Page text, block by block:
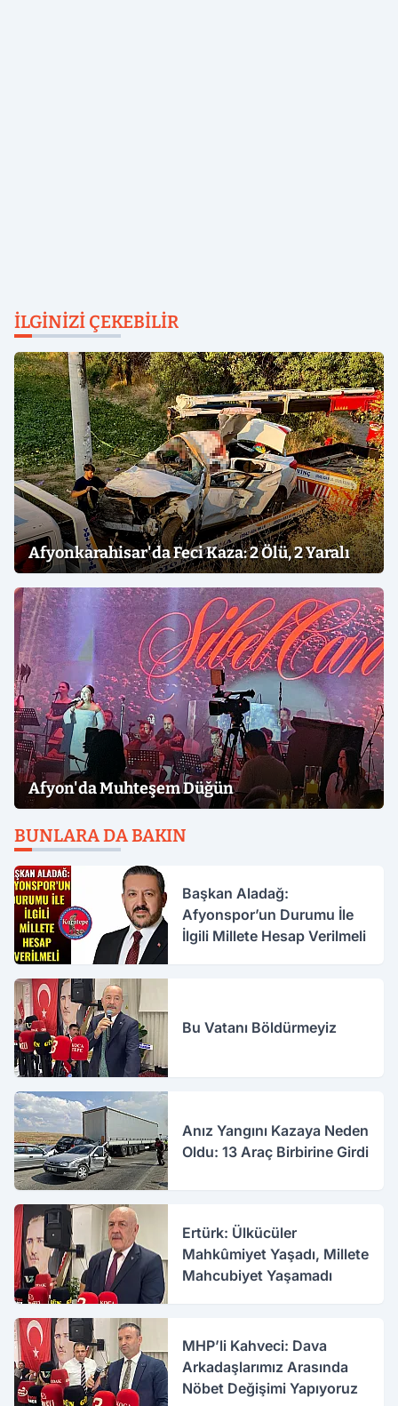
İLGINIZI ÇEKEBILIR
Afyonkarahisar'da Feci Kaza: 2 Ölü, 2 Yaralı
Afyon'da Muhteşem Düğün
BUNLARA DA BAKIN
Başkan Aladağ:
Afyonspor’un Durumu İle
İlgili Millete Hesap Verilmeli
Bu Vatanı Böldürmeyiz
Anız Yangını Kazaya Neden
Oldu: 13 Araç Birbirine Girdi
Ertürk: Ülkücüler
Mahkûmiyet Yaşadı, Millete
Mahcubiyet Yaşamadı
MHP’li Kahveci: Dava
Arkadaşlarımız Arasında
Nöbet Değişimi Yapıyoruz